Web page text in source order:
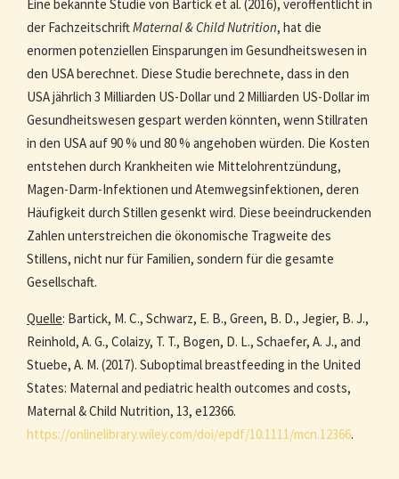
Eine bekannte Studie von Bartick et al. (2016), veröffentlicht in
der FachzeitschriftMaternal & Child Nutrition, hat die
enormen potenziellen Einsparungen im Gesundheitswesen in
den USA berechnet. Diese Studie berechnete, dass in den
USA jährlich 3 Milliarden US-Dollar und 2 Milliarden US-Dollar im
Gesundheitswesen gespart werden könnten, wenn Stillraten
in den USA auf 90 % und 80 % angehoben würden. Die Kosten
entstehen durch Krankheiten wie Mittelohrentzündung,
Magen-Darm-Infektionen und Atemwegsinfektionen, deren
Häufigkeit durch Stillen gesenkt wird. Diese beeindruckenden
Zahlen unterstreichen die ökonomische Tragweite des
Stillens, nicht nur für Familien, sondern für die gesamte
Gesellschaft.
Quelle: Bartick, M. C., Schwarz, E. B., Green, B. D., Jegier, B. J.,
Reinhold, A. G., Colaizy, T. T., Bogen, D. L., Schaefer, A. J., and
Stuebe, A. M. (2017). Suboptimal breastfeeding in the United
States: Maternal and pediatric health outcomes and costs,
Maternal & Child Nutrition, 13, e12366.
https://onlinelibrary.wiley.com/doi/epdf/10.1111/mcn.12366.